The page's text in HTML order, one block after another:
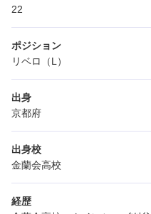
22
ポジション
リベロ（L）
出身
京都府
出身校
金蘭会高校
経歴